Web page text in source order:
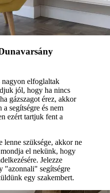
nagyon elfoglaltak
jól, hogy ha nincs
gázszagot érez, akkor
segítségre és nem
ezért tartjuk fent a
lenne szüksége, akkor ne
el nekünk, hogy
Jelezze
"azonnali" segítségre
egy szakembert.